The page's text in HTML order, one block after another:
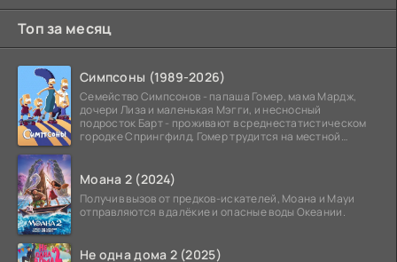
Топ за месяц
Симпсоны (1989-2026)
Семейство Симпсонов - папаша Гомер, мама Мардж,
дочери Лиза и маленькая Мэгги, и несносный
подросток Барт - проживают в среднестатистическом
городке Спрингфилд. Гомер трудится на местной
Моана 2 (2024)
Получив вызов от предков-искателей, Моана и Мауи
отправляются в далёкие и опасные воды Океании.
Не одна дома 2 (2025)